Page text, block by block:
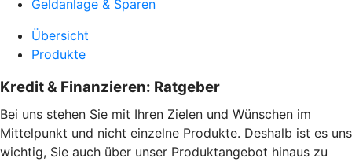
Geldanlage & Sparen
Übersicht
Produkte
Kredit & Finanzieren: Ratgeber
Bei uns stehen Sie mit Ihren Zielen und Wünschen im
Mittelpunkt und nicht einzelne Produkte. Deshalb ist es uns
wichtig, Sie auch über unser Produktangebot hinaus zu